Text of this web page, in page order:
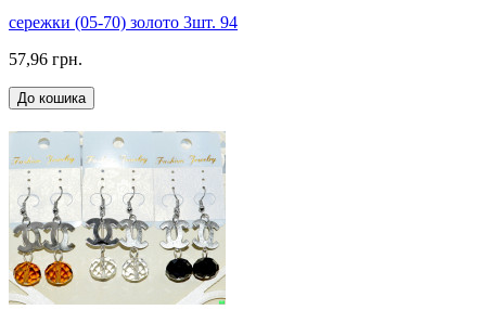
сережки (05-70) золото 3шт. 94
57,96 грн.
До кошика